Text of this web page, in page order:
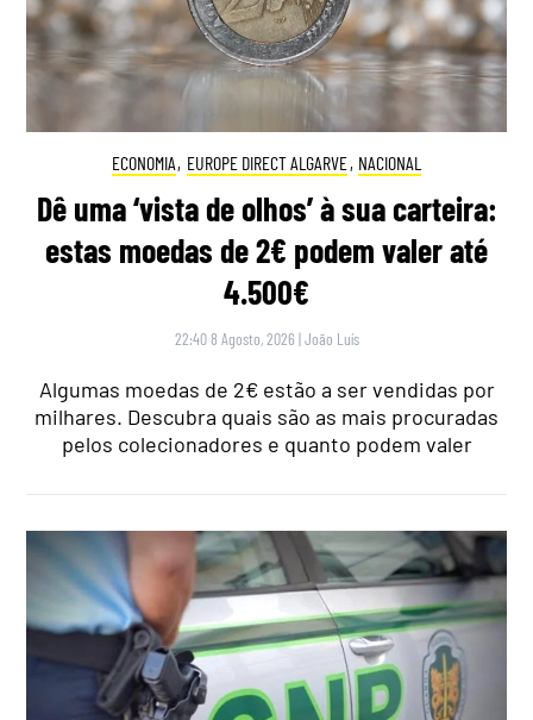
ECONOMIA, EUROPE DIRECT ALGARVE, NACIONAL
Dê uma ‘vista de olhos’ à sua carteira:
estas moedas de 2€ podem valer até
4.500€
22:40 8 Agosto, 2026 |João Luís
Algumas moedas de 2€ estão a ser vendidas por
milhares. Descubra quais são as mais procuradas
pelos colecionadores e quanto podem valer